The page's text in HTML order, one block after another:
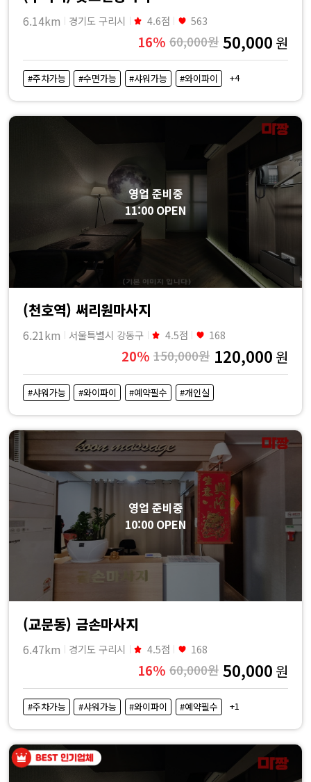
6.14km 경기도 구리시 4.6점 563
16% 60,000원 50,000 원
#주차가능 #수면가능 #샤워가능 #와이파이 +4
영업 준비중
11:00 OPEN
(천호역) 써리원마사지
6.21km 서울특별시 강동구 4.5점 168
20% 150,000원 120,000 원
#샤워가능 #와이파이 #예약필수 #개인실
영업 준비중
10:00 OPEN
(교문동) 금손마사지
6.47km 경기도 구리시 4.5점 168
16% 60,000원 50,000 원
#주차가능 #샤워가능 #와이파이 #예약필수 +1